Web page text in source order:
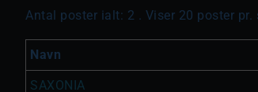
Antal poster ialt: 2 . Viser 20 poster pr.
Navn
SAXONIA